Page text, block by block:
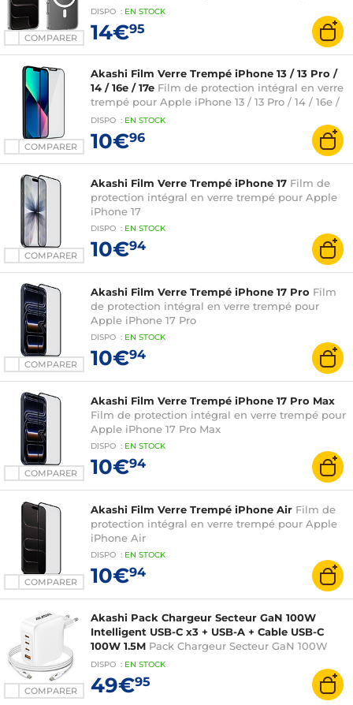
COMPARER
MagSafe pour Apple iPhone Air
DISPO : EN STOCK
14€95
COMPARER
Akashi Film Verre Trempé iPhone 13 / 13 Pro /
14 / 16e / 17e Film de protection intégral en verre
trempé pour Apple iPhone 13 / 13 Pro / 14 / 16e /
17e
DISPO : EN STOCK
10€96
COMPARER
Akashi Film Verre Trempé iPhone 17 Film de
protection intégral en verre trempé pour Apple
iPhone 17
DISPO : EN STOCK
10€94
COMPARER
Akashi Film Verre Trempé iPhone 17 Pro Film
de protection intégral en verre trempé pour
Apple iPhone 17 Pro
DISPO : EN STOCK
10€94
COMPARER
Akashi Film Verre Trempé iPhone 17 Pro Max
Film de protection intégral en verre trempé pour
Apple iPhone 17 Pro Max
DISPO : EN STOCK
10€94
COMPARER
Akashi Film Verre Trempé iPhone Air Film de
protection intégral en verre trempé pour Apple
iPhone Air
DISPO : EN STOCK
10€94
COMPARER
Akashi Pack Chargeur Secteur GaN 100W
Intelligent USB-C x3 + USB-A + Cable USB-C
100W 1.5M Pack Chargeur Secteur GaN 100W
Intelligent USB-C x3 + USB-A + Cable USB-C
100W 1.5M
DISPO : EN STOCK
49€95